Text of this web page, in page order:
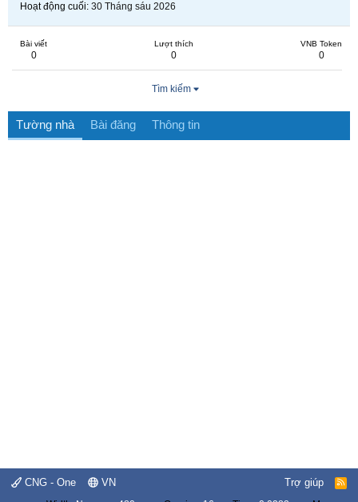
Hoạt động cuối 30 Tháng sáu 2026
Bài viết
0
Lượt thích
0
VNB Token
0
Tìm kiếm
Tường nhà Bài đăng Thông tin
CNG - One VN Trợ giúp
R